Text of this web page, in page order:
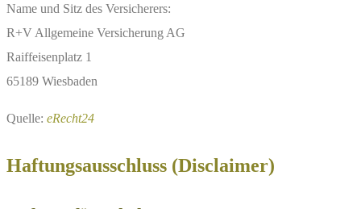
Name und Sitz des Versicherers:
R+V Allgemeine Versicherung AG
Raiffeisenplatz 1
65189 Wiesbaden
Quelle: eRecht24
Haftungsausschluss (Disclaimer)